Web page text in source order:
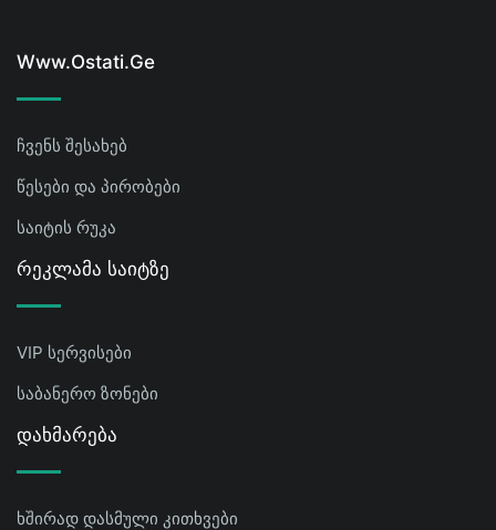
Www.ostati.ge
ჩვენს შესახებ
წესები და პირობები
საიტის რუკა
Რეკლამა Საიტზე
VIP სერვისები
საბანერო ზონები
Დახმარება
ხშირად დასმული კითხვები